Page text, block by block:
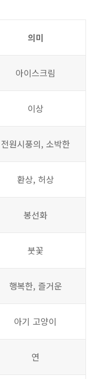
의미
아이스크림
이상
전원시풍의, 소박한
환상, 허상
봉선화
붓꽃
행복한, 즐거운
아기 고양이
연